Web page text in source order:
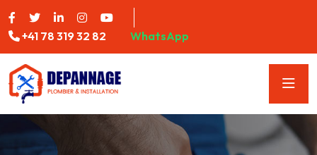
+41 78 319 32 82 WhatsApp